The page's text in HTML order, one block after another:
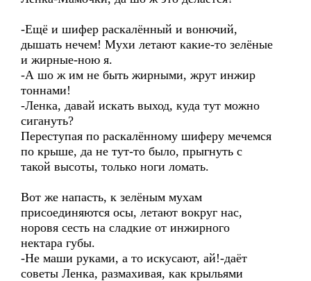
-Ещё и шифер раскалённый и вонючий,
дышать нечем! Мухи летают какие-то зелёные
и жирные-ною я.
-А шо ж им не быть жирными, жрут инжир
тоннами!
-Ленка, давай искать выход, куда тут можно
сигануть?
Переступая по раскалённому шиферу мечемся
по крыше, да не тут-то было, прыгнуть с
такой высоты, только ноги ломать.
Вот же напасть, к зелёным мухам
присоединяются осы, летают вокруг нас,
норовя сесть на сладкие от инжирного
нектара губы.
-Не маши руками, а то искусают, ай!-даёт
советы Ленка, размахивая, как крыльями